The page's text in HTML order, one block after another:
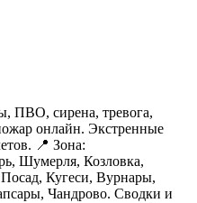
ПВО, сирена, тревога,
онлайн. Экстренные
📍 Зона:
Шумерля, Козловка,
Кугеси, Вурнары,
Чандрово. Сводки и